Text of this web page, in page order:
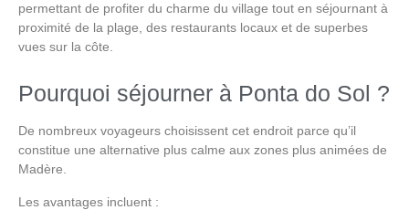
permettant de profiter du charme du village tout en séjournant à
proximité de la plage, des restaurants locaux et de superbes
vues sur la côte.
Pourquoi séjourner à Ponta do Sol ?
De nombreux voyageurs choisissent cet endroit parce qu’il
constitue une alternative plus calme aux zones plus animées de
Madère.
Les avantages incluent :